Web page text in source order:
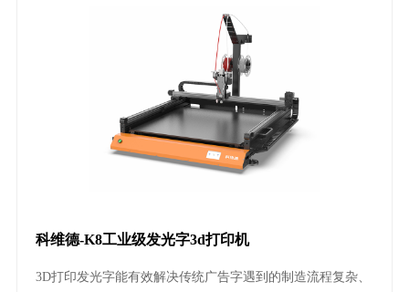
科维德-K8工业级发光字3d打印机
3D打印发光字能有效解决传统广告字遇到的制造流程复杂、